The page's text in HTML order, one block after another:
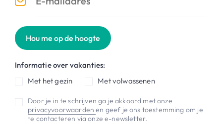
Hou me op de hoogte
Informatie over vakanties:
Met het gezin
Met volwassenen
Door je in te schrijven ga je akkoord met onze
privacyvoorwaardenen geef je ons toestemming om je
te contacteren via onze e-newsletter.